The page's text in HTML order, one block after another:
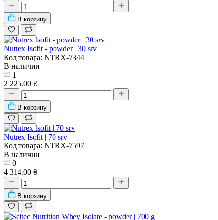
В корзину
Nutrex Isofit - powder | 30 srv
Код товара: NTRX-7344
В наличии
1
2 225.00 ₴
В корзину
Nutrex Isofit | 70 srv
Код товара: NTRX-7597
В наличии
0
4 314.00 ₴
В корзину